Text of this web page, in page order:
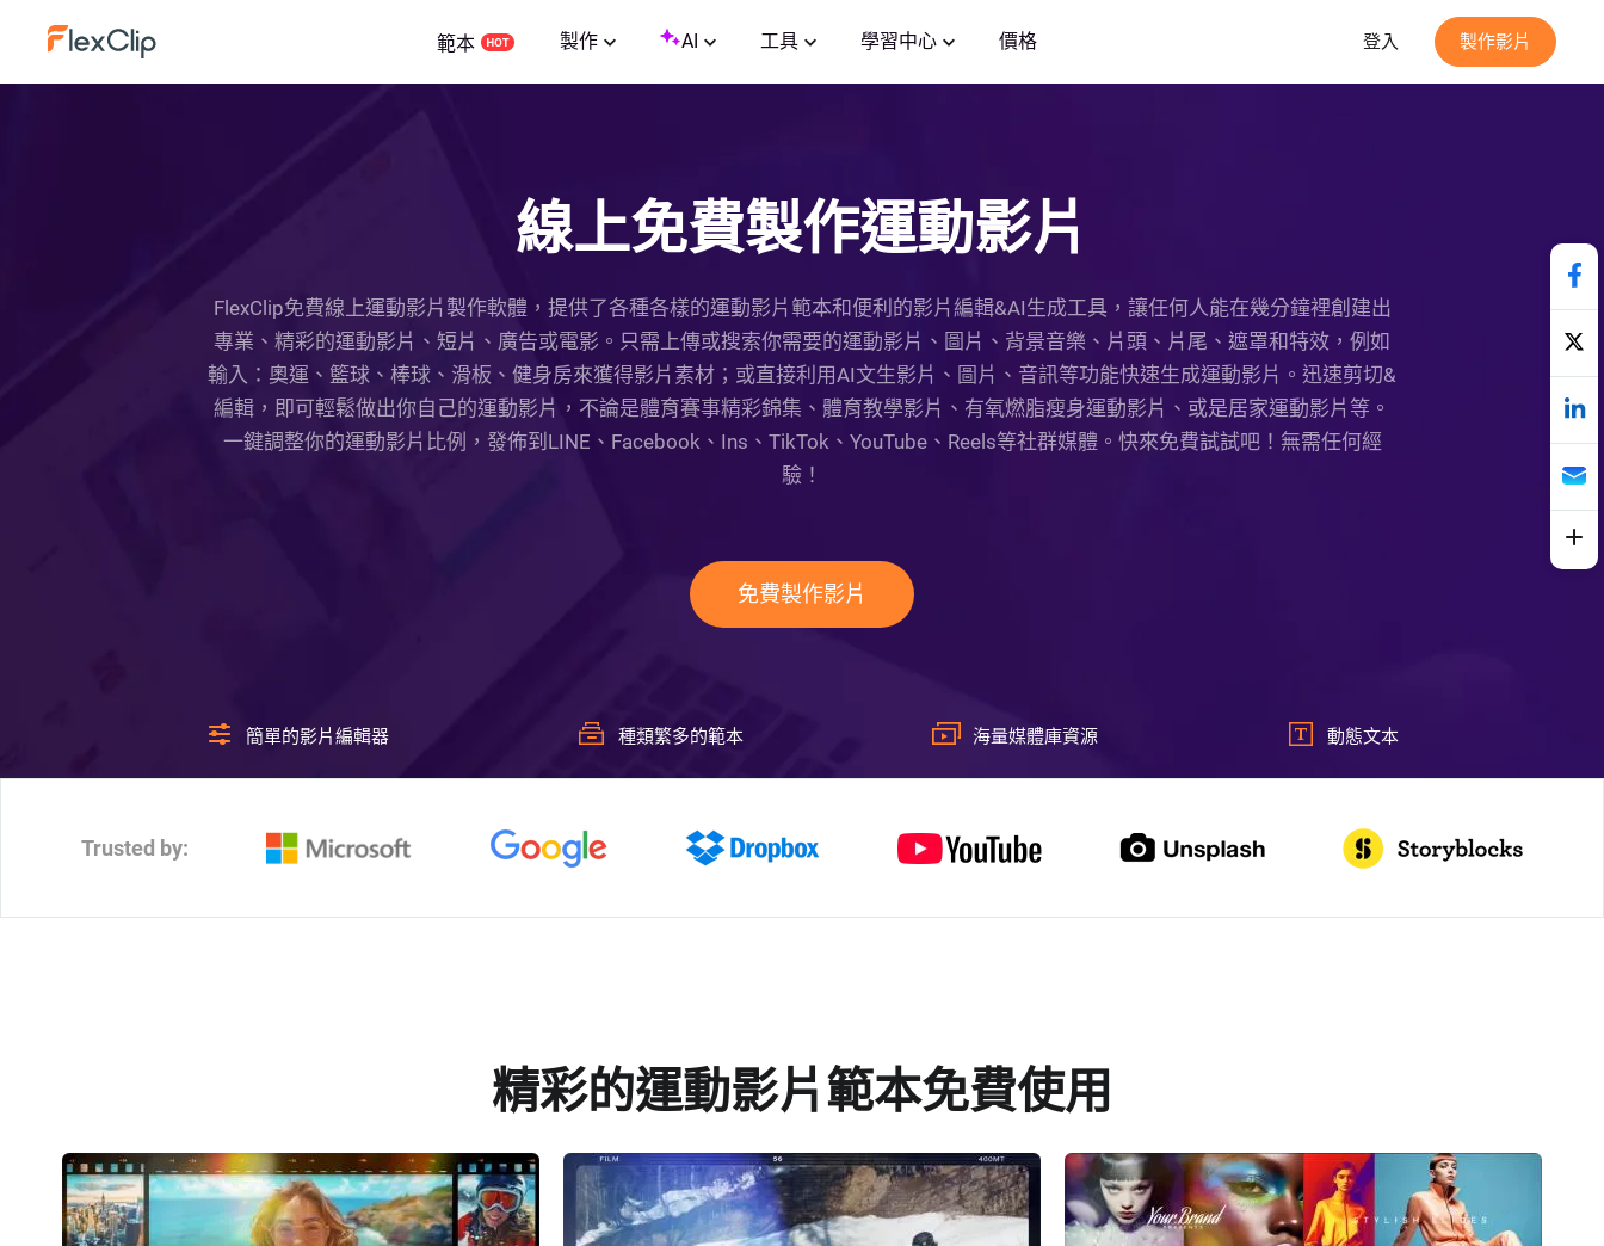
範本 製作 AI 工具 學習中心 價格 登入 製作影片
線上免費製作運動影片
FlexClip免費線上運動影片製作軟體，提供了各種各樣的運動影片範本和便利的影片編輯&AI生成工具，讓任何人能在幾分鐘裡創建出
專業、精彩的運動影片、短片、廣告或電影。只需上傳或搜索你需要的運動影片、圖片、背景音樂、片頭、片尾、遮罩和特效，例如
輸入：奧運、籃球、棒球、滑板、健身房來獲得影片素材；或直接利用AI文生影片、圖片、音訊等功能快速生成運動影片。迅速剪切&
編輯，即可輕鬆做出你自己的運動影片，不論是體育賽事精彩錦集、體育教學影片、有氧燃脂瘦身運動影片、或是居家運動影片等。
一鍵調整你的運動影片比例，發佈到LINE、Facebook、Ins、TikTok、YouTube、Reels等社群媒體。快來免費試試吧！無需任何經
驗！
免費製作影片
簡單的影片編輯器 種類繁多的範本 海量媒體庫資源 動態文本
Trusted by:
精彩的運動影片範本免費使用